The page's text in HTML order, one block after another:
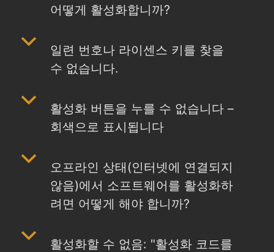
어떻게 활성화합니까?
b
일련 번호나 라이센스 키를 찾을
수 없습니다.
b
활성화 버튼을 누를 수 없습니다 –
회색으로 표시됩니다
b
오프라인 상태(인터넷에 연결되지
않음)에서 소프트웨어를 활성화하
려면 어떻게 해야 합니까?
b
활성화할 수 없음: "활성화 코드를